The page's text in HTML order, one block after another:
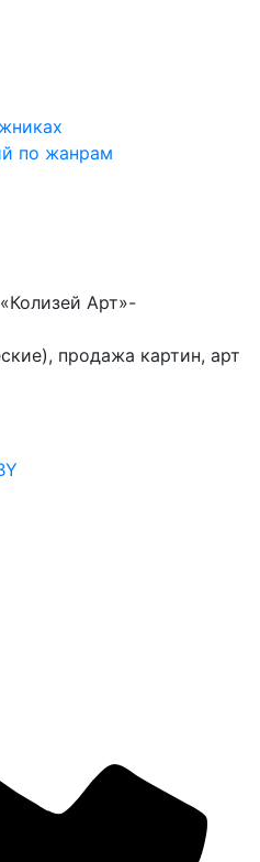
по жанрам
Арт»-
продажа картин, арт